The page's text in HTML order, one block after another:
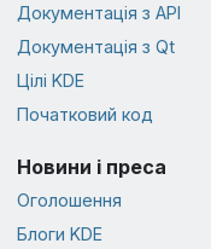
Документація з API
Документація з Qt
Цілі KDE
Початковий код
Новини і преса
Оголошення
Блоги KDE